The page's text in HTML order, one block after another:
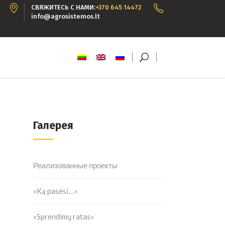
СВЯЖИТЕСЬ С НАМИ:+370 645 14472
info@agrosistemos.lt
Галерея
Реализованные проекты
«Ką pasėsi…»
«Sprendimų ratas»